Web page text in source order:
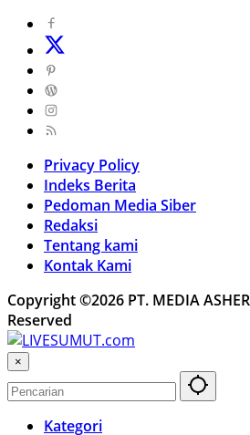
Privacy Policy
Indeks Berita
Pedoman Media Siber
Redaksi
Tentang kami
Kontak Kami
Copyright ©2026 PT. MEDIA
Reserved
×
Kategori